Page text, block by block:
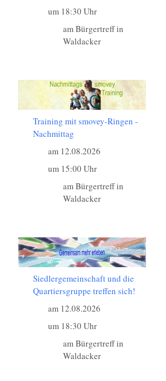
um 18:30 Uhr
am Bürgertreff in
Waldacker
Training mit smovey-Ringen -
Nachmittag
am 12.08.2026
um 15:00 Uhr
am Bürgertreff in
Waldacker
Siedlergemeinschaft und die
Quartiersgruppe treffen sich!
am 12.08.2026
um 18:30 Uhr
am Bürgertreff in
Waldacker